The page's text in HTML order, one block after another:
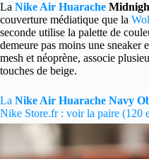
La Nike Air Huarache
couverture médiatique que la
seconde utilise la palette de
demeure pas moins une sneaker
mesh et néoprène, associe
touches de beige.
La Nike Air Huarache Navy
Nike Store.fr : voir la paire (120